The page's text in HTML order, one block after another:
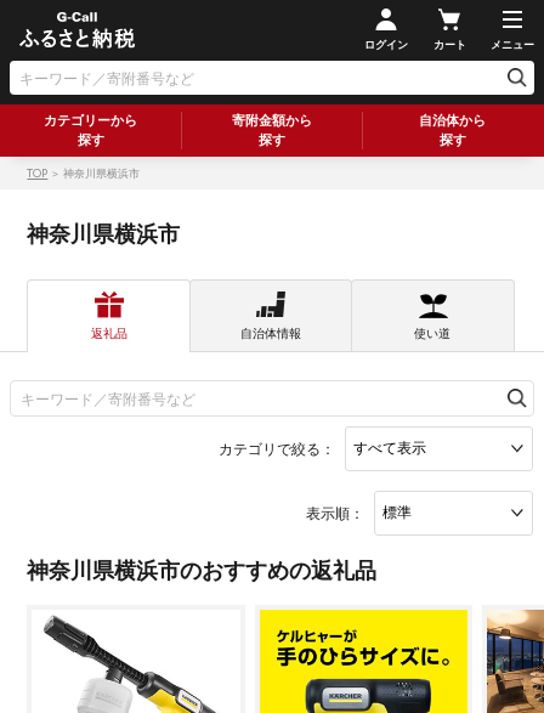
ログイン カート メニュー
カテゴリーから
探す
寄附金額から
探す
自治体から
探す
TOP ＞ 神奈川県横浜市
神奈川県横浜市
返礼品 自治体情報 使い道
カテゴリで絞る：
表示順：
神奈川県横浜市のおすすめの返礼品